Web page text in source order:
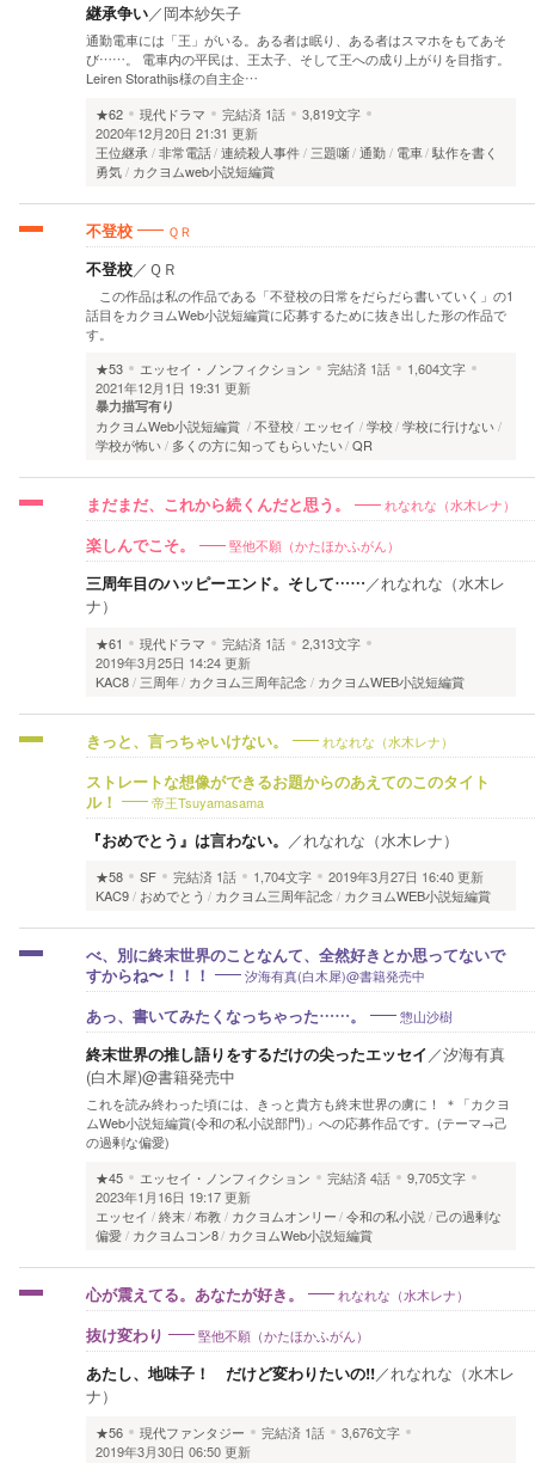
継承争い／岡本紗矢子
通勤電車には「王」がいる。ある者は眠り、ある者はスマホをもてあそ
び……。 電車内の平民は、王太子、そして王への成り上がりを目指す。
Leiren Storathijs様の自主企…
★62
現代ドラマ 完結済 1話
3,819文字
2020年12月20日 21:31 更新
王位継承
非常電話 連続殺人事件 三題噺 通勤 電車 駄作を書く
勇気
カクヨムweb小説短編賞
不登校 ＱＲ
不登校／ ＱＲ
この作品は私の作品である「不登校の日常をだらだら書いていく」の1
話目をカクヨムWeb小説短編賞に応募するために抜き出した形の作品で
す。
★53
エッセイ・ノンフィクション 完結済 1話
1,604文字
2021年12月1日 19:31 更新
暴力描写有り
カクヨムWeb小説短編賞 不登校 エッセイ 学校 学校に行けない
学校が怖い
多くの方に知ってもらいたい QR
まだまだ、これから続くんだと思う。 れなれな（水木レナ）
楽しんでこそ。 堅他不願（かたほかふがん）
三周年目のハッピーエンド。そして……／れなれな（水木レ
ナ）
★61 現代ドラマ 完結済 1話
2,313文字
2019年3月25日 14:24 更新
KAC8
三周年 カクヨム三周年記念 カクヨムWEB小説短編賞
きっと、言っちゃいけない。 れなれな（水木レナ）
ストレートな想像ができるお題からのあえてのこのタイト
ル！
帝王Tsuyamasama
『おめでとう』は言わない。 ／れなれな（水木レナ）
★58 SF 完結済 1話 1,704文字
2019年3月27日 16:40 更新
KAC9
おめでとう カクヨム三周年記念 カクヨムWEB小説短編賞
べ、別に終末世界のことなんて、全然好きとか思ってないで
すからね〜！！！
汐海有真(白木犀)@書籍発売中
あっ、書いてみたくなっちゃった……。 惣山沙樹
終末世界の推し語りをするだけの尖ったエッセイ／汐海有真
(白木犀)@書籍発売中
これを読み終わった頃には、きっと貴方も終末世界の虜に！ ＊「カクヨ
ムWeb小説短編賞(令和の私小説部門)」への応募作品です。(テーマ→己
の過剰な偏愛)
★45
エッセイ・ノンフィクション 完結済4話
9,705文字
2023年1月16日 19:17 更新
エッセイ
終末 布教 カクヨムオンリー 令和の私小説
己の過剰な
偏愛
カクヨムコン8 カクヨムWeb小説短編賞
心が震えてる。あなたが好き。 れなれな（水木レナ）
抜け変わり 堅他不願（かたほかふがん）
あたし、地味子！ だけど変わりたいの!!／れなれな（水木レ
ナ）
★56 現代ファンタジー 完結済 1話
3,676文字
2019年3月30日 06:50 更新